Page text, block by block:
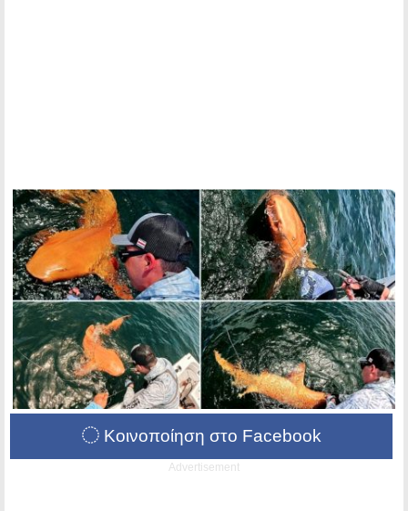
Κοινοποίηση στο Facebook
Advertisement